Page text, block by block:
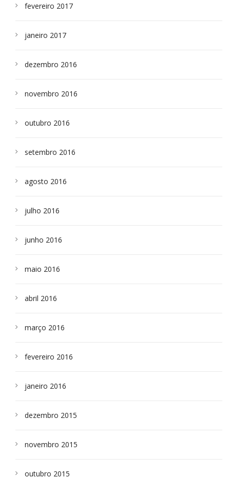
fevereiro 2017
janeiro 2017
dezembro 2016
novembro 2016
outubro 2016
setembro 2016
agosto 2016
julho 2016
junho 2016
maio 2016
abril 2016
março 2016
fevereiro 2016
janeiro 2016
dezembro 2015
novembro 2015
outubro 2015